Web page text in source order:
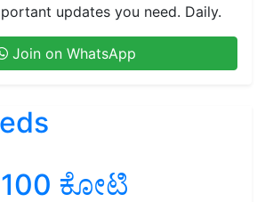
updates you need. Daily.
Join on WhatsApp
ಕೋಟಿ